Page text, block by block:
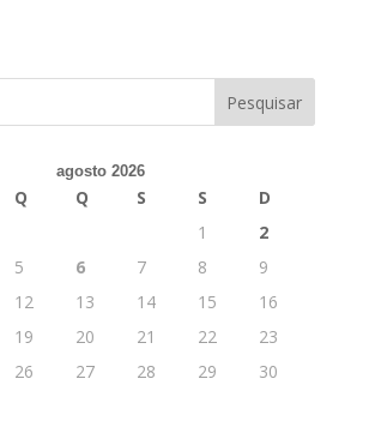
agosto 2026
Q Q S S
D
1
2
5 6 7 8
9
12 13 14 15
16
19 20 21 22
23
26 27 28 29
30